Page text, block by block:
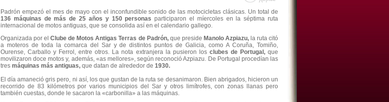
Padrón empezó el mes de mayo con el inconfundible sonido de las motocicletas clásicas. Un total de
136 máquinas de más de 25 años y 150 personasparticiparon el míercoles en la séptima ruta
internacional de motos antiguas, que se consolida así en el calendario gallego.
Organizada por elClube de Motos Antigas Terras de Padrón, que preside Manolo Azpiazu, la ruta citó
a moteros de toda la comarca del Sar y de distintos puntos de Galicia, como A Coruña, Tomiño,
Ourense, Carballo y Ferrol, entre otros. La nota extranjera la pusieron losclubes de Portugal,que
movilizaron doce motos y, además, «as mellores», según reconoció Azpiazu. De Portugal procedían las
tres máquinas más antiguas, que datan de alrededor de 1930.
El día amaneció gris pero, ni así, los que gustan de la ruta se desanimaron. Bien abrigados, hicieron un
recorrido de 83 kilómetros por varios municipios del Sar y otros limítrofes, con zonas llanas pero
también cuestas, donde le sacaron la «carbonilla» a las máquinas.